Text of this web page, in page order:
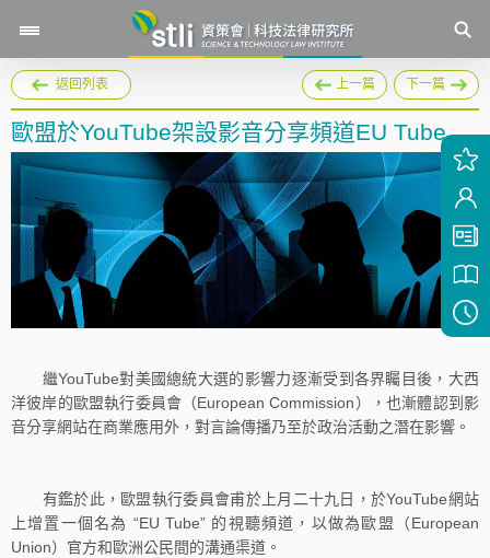
返回列表 上一篇 下一篇
歐盟於YouTube架設影音分享頻道EU Tube
繼YouTube對美國總統大選的影響力逐漸受到各界矚目後，大西
洋彼岸的歐盟執行委員會（European Commission），也漸體認到影
音分享網站在商業應用外，對言論傳播乃至於政治活動之潛在影響。
有鑑於此，歐盟執行委員會甫於上月二十九日，於YouTube網站
上增置一個名為 “EU Tube” 的視聽頻道，以做為歐盟（European
Union）官方和歐洲公民間的溝通渠道。